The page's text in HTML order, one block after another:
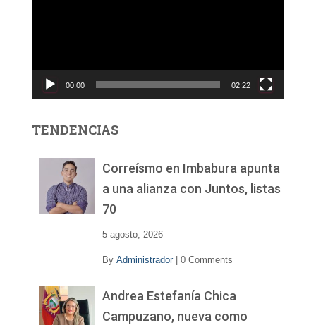
c
d
00:00 02:22
TENDENCIAS
Correísmo en Imbabura apunta
a una alianza con Juntos, listas
70
5 agosto, 2026
By Administrador 0 Comments
Andrea Estefanía Chica
Campuzano, nueva como